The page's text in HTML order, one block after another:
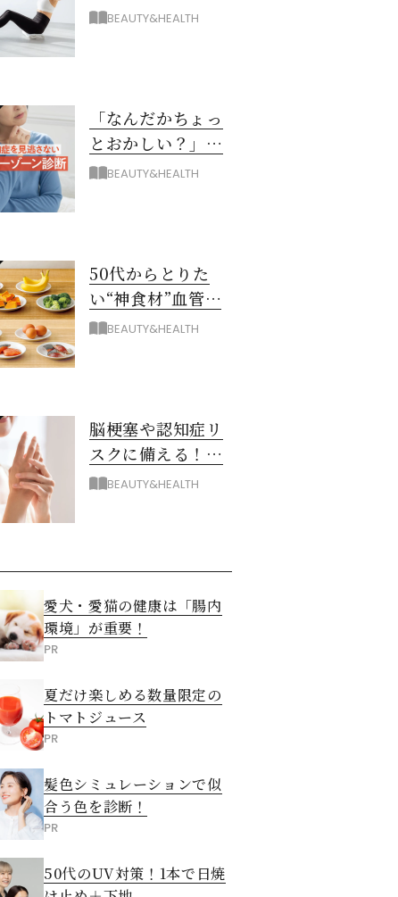
ン級に骨から整え
BEAUTY&HEALTH
「なんだかちょっ
とおかしい？」を
見逃さない！ 認知
BEAUTY&HEALTH
50代からとりた
い“神食材”血管と
脳を若々しく保つ
BEAUTY&HEALTH
脳梗塞や認知症リ
スクに備える！ゴ
ースト血管を復活
BEAUTY&HEALTH
愛犬・愛猫の健康は「腸内
環境」が重要！
PR
夏だけ楽しめる数量限定の
トマトジュース
PR
髪色シミュレーションで似
合う色を診断！
PR
50代のUV対策！1本で日焼